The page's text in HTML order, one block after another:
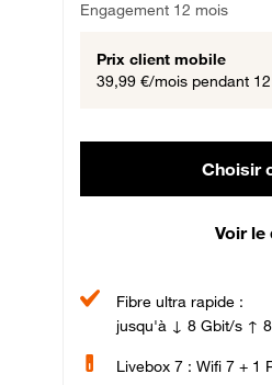
Engagement 12 mois
Prix client mobile
39,99 €/mois pendant
Choisir
Voir le
Fibre ultra rapide :
jusqu'à ↓ 8 Gbit/s ↑
Livebox 7 : Wifi 7 + 1